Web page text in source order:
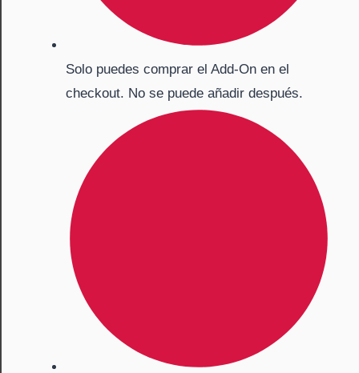
Solo puedes comprar el Add-On en el
checkout. No se puede añadir después.